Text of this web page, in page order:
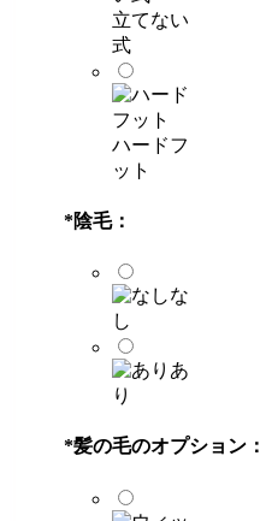
立てない
式
ハードフ
ット
*陰毛：
な
し
あ
り
*髪の毛のオプション：